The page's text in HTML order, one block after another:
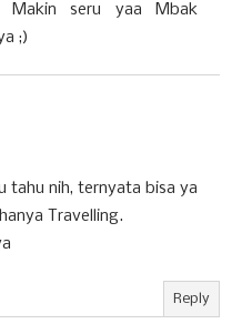
Makin seru yaa Mbak
;)
tahu nih, ternyata bisa ya
Travelling.
Reply